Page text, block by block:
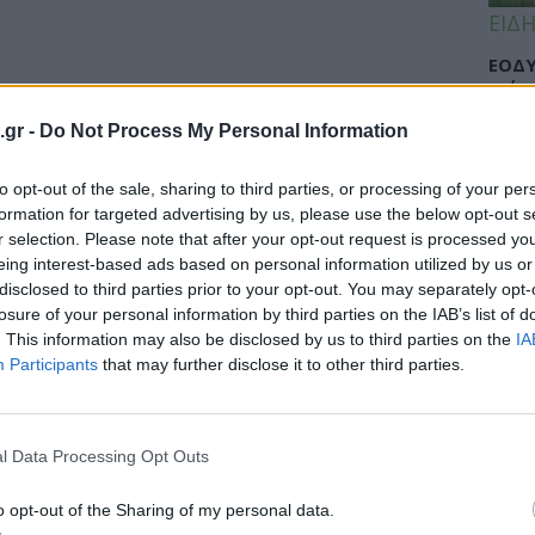
- Do Not Process My Personal Information
opt-out of the sale, sharing to third parties, or processing of your
for targeted advertising by us, please use the below opt-out
selection. Please note that after your opt-out request is processed
interest-based ads based on personal information utilized by us
to third parties prior to your opt-out. You may separately
of your personal information by third parties on the IAB’s list of
This information may also be disclosed by us to third parties on the
Participants that may further disclose it to other third parties.
Data Processing Opt Outs
opt-out of the Sharing of my personal data.
δίκτυο» κατά των αυτοκτονιών
Υγείας!
Σεπτέμβριο είχε προκαλέσει
Υγείας είχε ανακοινώσει...
5